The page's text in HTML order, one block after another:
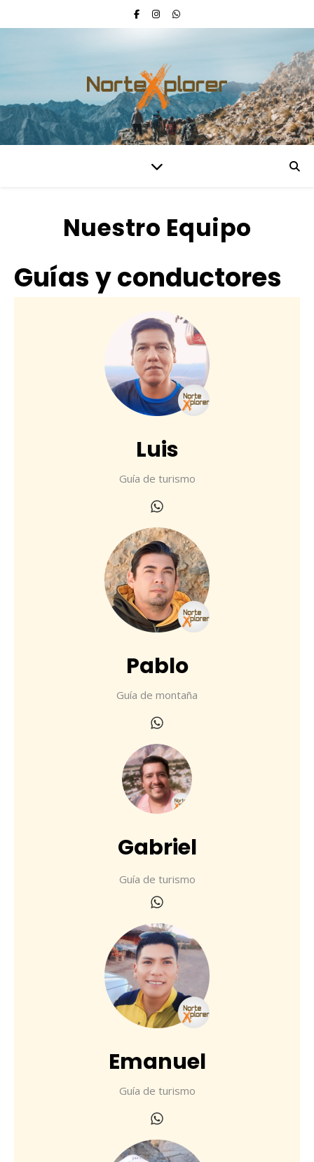
Nuestro Equipo
Guías y conductores
Luis
Guía de turismo
Pablo
Guía de montaña
Gabriel
Guía de turismo
Emanuel
Guía de turismo